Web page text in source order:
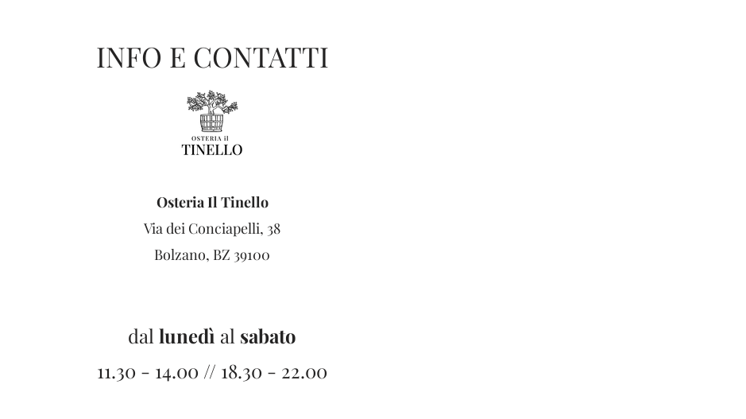
INFO E CONTATTI
Osteria Il Tinello
Via dei Conciapelli, 38
Bolzano, BZ 39100
dal lunedì al sabato
11.30 - 14.00 // 18.30 - 22.00